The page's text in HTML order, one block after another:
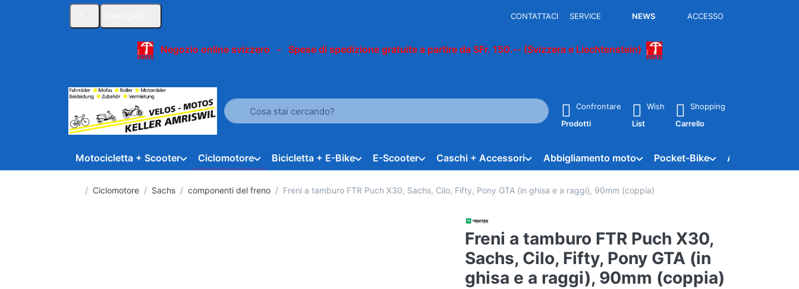
CONTATTACI SERVICE NEWS ACCESSO
Negozio online svizzero - Spese di spedizione gratuite a partire da SFr. 150.-- (Svizzera e Liechtenstein)
Inserire un termine di ricerca. I primi risultati appaiono automaticamente durante la digitazione. Premere il tasto Invio per richiamare
Confrontare
Prodotti
Wish
List
Shopping
Carrello
Motocicletta + Scooter Ciclomotore Bicicletta + E-Bike E-Scooter Caschi + Accessori Abbigliamento moto Pocket-Bike APE - Vespacar
Homepage
Ciclomotore Sachs componenti del freno Freni a tamburo FTR Puch X30, Sachs, Cilo, Fifty, Pony GTA (in ghisa e a raggi), 90mm (coppia)
Freni a tamburo FTR Puch X30,
Sachs, Cilo, Fifty, Pony GTA (in
ghisa e a raggi), 90mm (coppia)